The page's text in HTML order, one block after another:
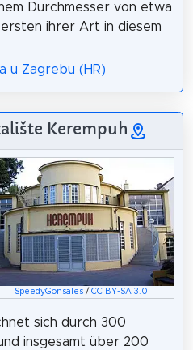
Durchmesser von etwa
ihrer Art in diesem
u Zagrebu (HR)
Kerempuh
SpeedyGonsales /CC BY-SA 3.0
sich durch 300
insgesamt über 200